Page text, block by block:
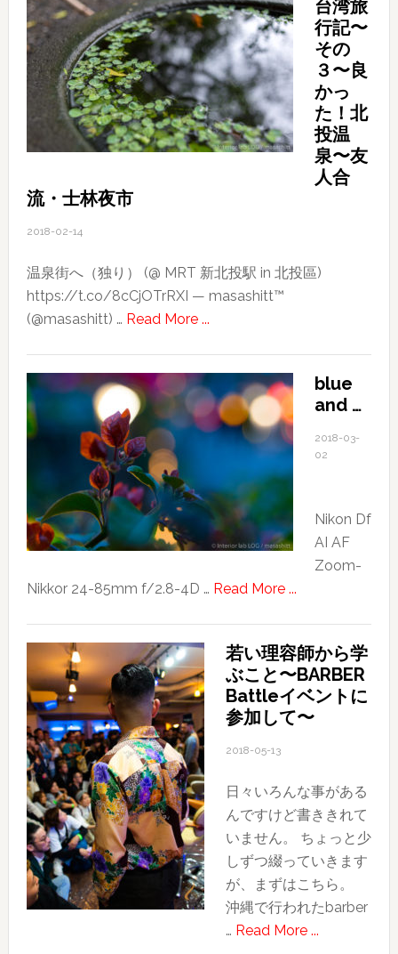
台湾旅
行記〜
その
３〜良
かっ
た！北
投温
泉〜友
人合
流・士林夜市
2018-02-14
温泉街へ（独り） (@ MRT 新北投駅 in 北投區)
https://t.co/8cCjOTrRXI — masashitt™
(@masashitt) … Read More ...about
湾
旅
行
の
３〜
良
っ
泉〜
blue
and …
2018-03-
02
Nikon Df
AI AF
Zoom-
Nikkor 24-85mm f/2.8-4D … Read More ...about
…
若い理容師から学
ぶこと〜BARBER
Battleイベントに
参加して〜
2018-05-13
日々いろんな事がある
んですけど書ききれて
いません。 ちょっと少
しずつ綴っていきます
が、まずはこちら。
沖縄で行われたbarber
… Read More ...about